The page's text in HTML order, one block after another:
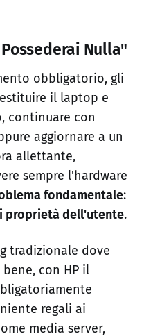
Nulla"
obbligatorio, gli
il laptop e
continuare con
aggiornare a un
allettante,
sempre l'hardware
fondamentale:
proprietà dell'utente.
tradizionale dove
con HP il
regali ai
media server,